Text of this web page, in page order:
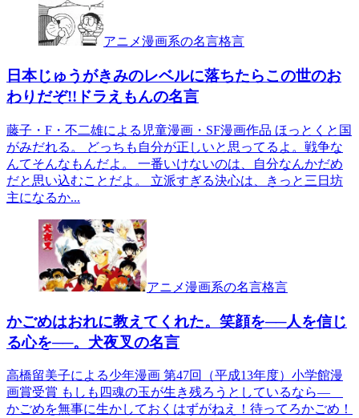
アニメ漫画系の名言格言
日本じゅうがきみのレベルに落ちたらこの世のお
わりだぞ!!ドラえもんの名言
藤子・F・不二雄による児童漫画・SF漫画作品 ほっとくと国
がみだれる。 どっちも自分が正しいと思ってるよ。戦争な
んてそんなもんだよ。 一番いけないのは、自分なんかだめ
だと思い込むことだよ。 立派すぎる決心は、きっと三日坊
主になるか...
アニメ漫画系の名言格言
かごめはおれに教えてくれた。笑顔を──人を信じ
る心を──。犬夜叉の名言
高橋留美子による少年漫画 第47回（平成13年度）小学館漫
画賞受賞 もしも四魂の玉が生き残ろうとしているなら―
かごめを無事に生かしておくはずがねえ！待ってろかごめ！